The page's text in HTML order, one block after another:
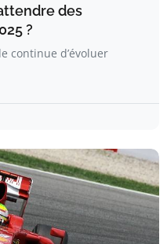
des
?
continue d’évoluer